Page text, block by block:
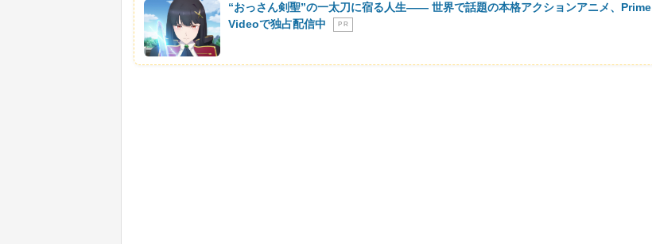
“おっさん剣聖”の一太刀に宿る人生―― 世界で話題の本格アクションアニメ、Prime
Videoで独占配信中
P R